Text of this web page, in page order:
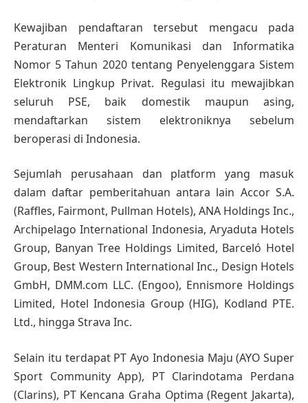
Kewajiban pendaftaran tersebut mengacu pada
Peraturan Menteri Komunikasi dan Informatika
Nomor 5 Tahun 2020 tentang Penyelenggara Sistem
Elektronik Lingkup Privat. Regulasi itu mewajibkan
seluruh PSE, baik domestik maupun asing,
mendaftarkan sistem elektroniknya sebelum
beroperasi di Indonesia.
Sejumlah perusahaan dan platform yang masuk
dalam daftar pemberitahuan antara lain Accor S.A.
(Raffles, Fairmont, Pullman Hotels), ANA Holdings Inc.,
Archipelago International Indonesia, Aryaduta Hotels
Group, Banyan Tree Holdings Limited, Barceló Hotel
Group, Best Western International Inc., Design Hotels
GmbH, DMM.com LLC. (Engoo), Ennismore Holdings
Limited, Hotel Indonesia Group (HIG), Kodland PTE.
Ltd., hingga Strava Inc.
Selain itu terdapat PT Ayo Indonesia Maju (AYO Super
Sport Community App), PT Clarindotama Perdana
(Clarins), PT Kencana Graha Optima (Regent Jakarta),